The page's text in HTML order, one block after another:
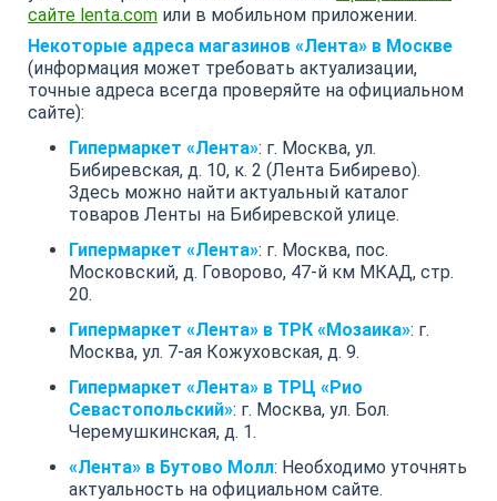
сайте lenta.com или в мобильном приложении.
Некоторые адреса магазинов «Лента» в Москве
(информация может требовать актуализации,
точные адреса всегда проверяйте на официальном
сайте):
Гипермаркет «Лента»: г. Москва, ул.
Бибиревская, д. 10, к. 2 (Лента Бибирево).
Здесь можно найти актуальный каталог
товаров Ленты на Бибиревской улице.
Гипермаркет «Лента»: г. Москва, пос.
Московский, д. Говорово, 47-й км МКАД, стр.
20.
Гипермаркет «Лента» в ТРК «Мозаика»: г.
Москва, ул. 7-ая Кожуховская, д. 9.
Гипермаркет «Лента» в ТРЦ «Рио
Севастопольский»: г. Москва, ул. Бол.
Черемушкинская, д. 1.
«Лента» в Бутово Молл: Необходимо уточнять
актуальность на официальном сайте.